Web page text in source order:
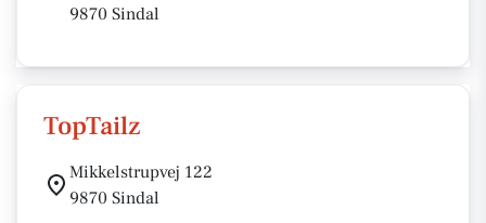
9870 Sindal
TopTailz
Mikkelstrupvej 122
9870 Sindal